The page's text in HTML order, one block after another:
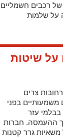
רכבים חשמליים
על שלמות
על שיטות
צרים
משמעותיים בפני
עזר
ההעמסה. חברות
משאיות גרר קטנות